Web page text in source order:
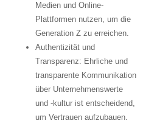
Medien und Online-
Plattformen nutzen, um die
Generation Z zu erreichen.
Authentizität und
Transparenz: Ehrliche und
transparente Kommunikation
über Unternehmenswerte
und -kultur ist entscheidend,
um Vertrauen aufzubauen.